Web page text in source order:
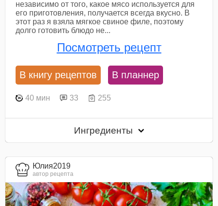
независимо от того, какое мясо используется для
его приготовления, получается всегда вкусно. В
этот раз я взяла мягкое свиное филе, поэтому
долго готовить блюдо не...
Посмотреть рецепт
В книгу рецептов В планнер
40 мин 33 255
Ингредиенты
Юлия2019
автор рецепта